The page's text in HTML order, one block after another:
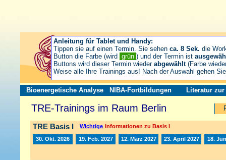
Bioenergetische Analyse NIBA-Fortbildungen Literatur zur
TRE-Trainings im Raum Berlin
TRE Basis I Wichtige Informationen zu Basis I
30. Okt. 2026 19. Feb. 2027 12. März 2027 23. April 2027 18.
Anleitung für Tablet und Handy:
Tippen sie auf einen Termin. Sie sehen ca. 8 Sek. die
Button die Farbe (wird grün ) und der Termin ist
Buttons wird dieser Termin wieder abgewählt(Farbe
Weise alle Ihre Trainings aus! Nach der Auswahl gehen